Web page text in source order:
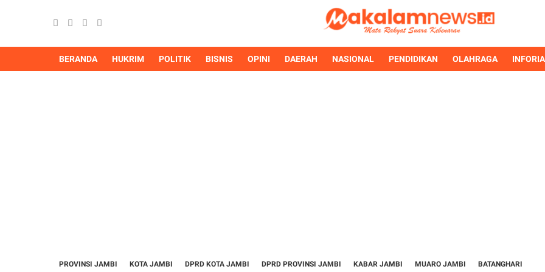
BERANDA HUKRIM POLITIK BISNIS OPINI DAERAH NASIONAL PENDIDIKAN OLAHRAGA
PROVINSI JAMBI KOTA JAMBI DPRD KOTA JAMBI DPRD PROVINSI JAMBI KABAR JAMBI MUARO JAMBI BATANGHARI